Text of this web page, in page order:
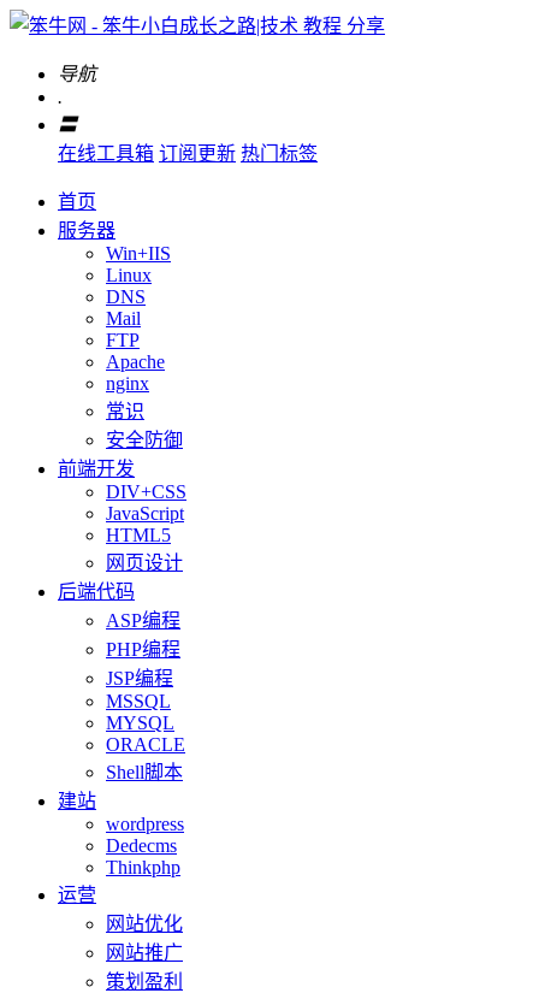
导航
.
〓
在线工具箱 订阅更新 热门标签
首页
服务器
Win+IIS
Linux
DNS
Mail
FTP
Apache
nginx
常识
安全防御
前端开发
DIV+CSS
JavaScript
HTML5
网页设计
后端代码
ASP编程
PHP编程
JSP编程
MSSQL
MYSQL
ORACLE
Shell脚本
建站
wordpress
Dedecms
Thinkphp
运营
网站优化
网站推广
策划盈利